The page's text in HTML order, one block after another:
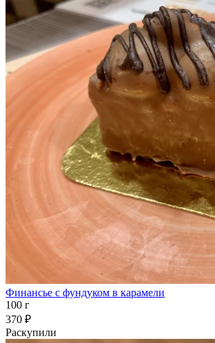
Финансье с фундуком в карамели
100 г
370 ₽
Раскупили